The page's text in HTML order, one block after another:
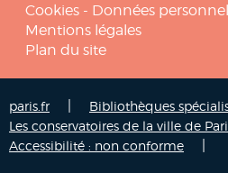
Cookies - Données
Mentions légales
Plan du site
paris.fr Bibliothèques
Les conservatoires de la ville de
Accessibilité : non conforme